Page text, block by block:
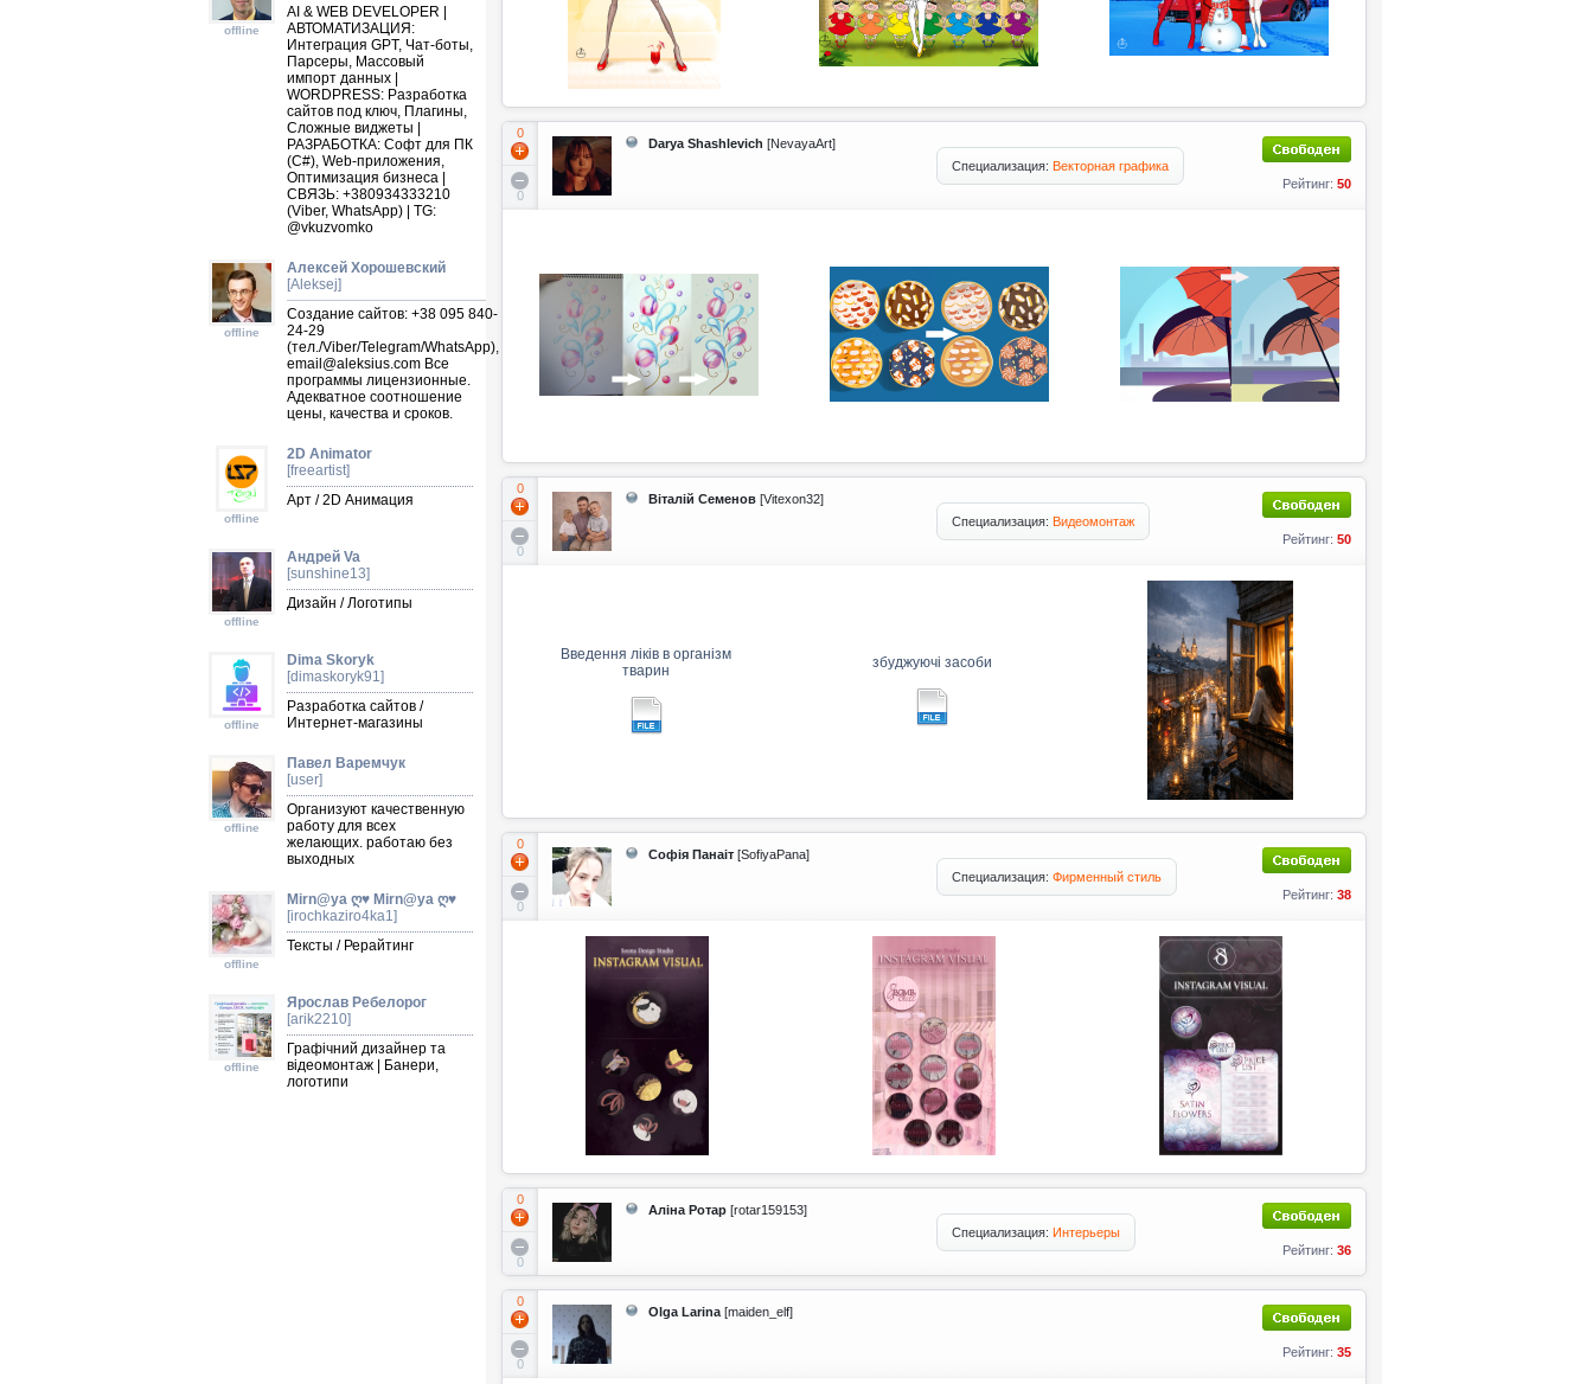
offline
AI & WEB DEVELOPER |
АВТОМАТИЗАЦИЯ:
Интеграция GPT, Чат-боты,
Парсеры, Массовый
импорт данных |
WORDPRESS: Разработка
сайтов под ключ, Плагины,
Сложные виджеты |
РАЗРАБОТКА: Софт для ПК
(C#), Web-приложения,
Оптимизация бизнеса |
СВЯЗЬ: +380934333210
(Viber, WhatsApp) | TG:
@vkuzvomko
offline
Алексей Хорошевский
[Aleksej]
Создание сайтов: +38 095 840-
24-29
(тел./Viber/Telegram/WhatsApp),
email@aleksius.com Все
программы лицензионные.
Адекватное соотношение
цены, качества и сроков.
offline
2D Animator
[freeartist]
Арт / 2D Анимация
offline
Андрей Va
[sunshine13]
Дизайн / Логотипы
offline
Dima Skoryk
[dimaskoryk91]
Разработка сайтов /
Интернет-магазины
offline
Павел Варемчук
[user]
Организуют качественную
работу для всех
желающих. работаю без
выходных
offline
Mirn@ya ღ♥ Mirn@ya ღ♥
[irochkaziro4ka1]
Тексты / Рерайтинг
offline
Ярослав Ребелорог
[arik2210]
Графічний дизайнер та
відеомонтаж | Банери,
логотипи
0
0
Darya Shashlevich [NevayaArt]
Специализация: Векторная графика
Рейтинг: 50
0
0
Віталій Семенов [Vitexon32]
Специализация: Видеомонтаж
Рейтинг: 50
Введення ліків в організм
тварин
збуджуючі засоби
0
0
Софія Панаіт [SofiyaPana]
Специализация: Фирменный стиль
Рейтинг: 38
0
0
Аліна Ротар [rotar159153]
Специализация: Интерьеры
Рейтинг: 36
0
0
Olga Larina [maiden_elf]
Рейтинг: 35